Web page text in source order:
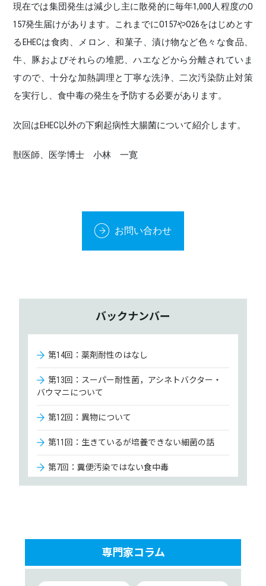
現在では集団発生は減少し主に散発的に毎年1,000人程度のO
157発生届けがあります。これまでにO157やO26をはじめとす
るEHECは食肉、メロン、和菓子、漬け物など色々な食品、
牛、豚およびそれらの堆肥、ハエなどから分離されていま
すので、十分な加熱調理と丁寧な洗浄、二次汚染防止対策
を実行し、食中毒の発生を予防する必要があります。
次回はEHEC以外の下痢起病性大腸菌について紹介します。
獣医師、医学博士 小林 一寛
お問い合わせ
バックナンバー
第14回：薬剤耐性のはなし
第13回：スーパー耐性菌，アシネトバクター・
バウマニについて
第12回：異物について
第11回：生きているが培養できない細菌の話
第7回：糞便汚染ではない食中毒
第8回：新しいリステリア菌の除菌方法 －バクテ
リオファージの利用－
専門家コラム